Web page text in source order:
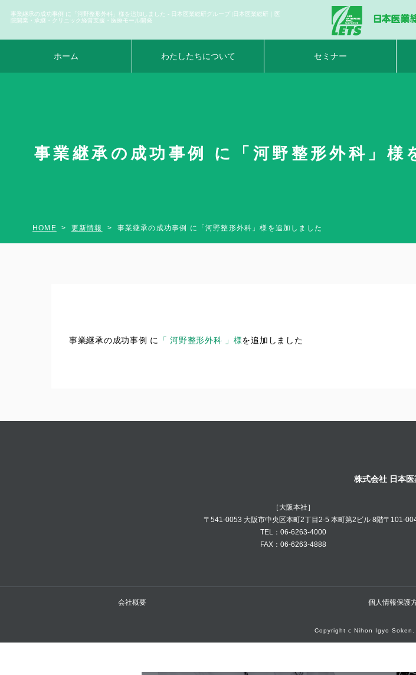
事業継承の成功事例 に「河野整形外科」様を追加しました - 日本医業総研グループ |日本医業総研｜医
院開業・承継・クリニック経営支援・医療モール開発
ホーム わたしたちについて セミナー
事業継承の成功事例 に「河野整形外科」
HOME 更新情報 事業継承の成功事例 に「河野整形外科」様を追加しました
事業継承の成功事例 に 「 河野整形外科 」様を追加しました
株式会社 日本
［大阪本社］
〒541-0053 大阪市中央区本町2丁目2-5 本町第2ビル 8階
TEL：06-6263-4000
FAX：06-6263-4888
〒101-
会社概要 個人情報保護
Copyright c Nihon Igyo Soken.